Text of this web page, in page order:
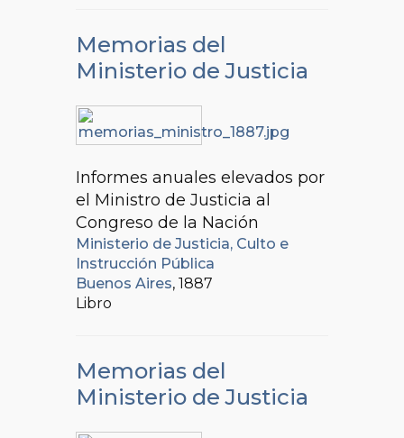
Memorias del
Ministerio de Justicia
Informes anuales elevados por
el Ministro de Justicia al
Congreso de la Nación
Ministerio de Justicia, Culto e
Instrucción Pública
Buenos Aires, 1887
Libro
Memorias del
Ministerio de Justicia